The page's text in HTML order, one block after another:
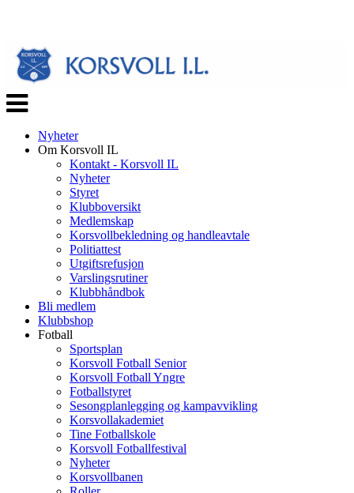
Veksle
navigasjon
Nyheter
Om Korsvoll IL
Kontakt - Korsvoll IL
Nyheter
Styret
Klubboversikt
Medlemskap
Korsvollbekledning og handleavtale
Politiattest
Utgiftsrefusjon
Varslingsrutiner
Klubbhåndbok
Bli medlem
Klubbshop
Fotball
Sportsplan
Korsvoll Fotball Senior
Korsvoll Fotball Yngre
Fotballstyret
Sesongplanlegging og kampavvikling
Korsvollakademiet
Tine Fotballskole
Korsvoll Fotballfestival
Nyheter
Korsvollbanen